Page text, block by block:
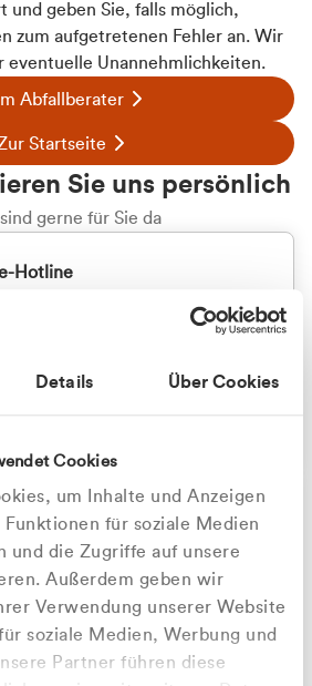
Details Über Cookies
Cookies
um Inhalte und Anzeigen
für soziale Medien
und die Zugriffe auf unsere
Außerdem geben wir
Verwendung unserer Website
soziale Medien, Werbung und
Partner führen diese
und geben Sie, falls möglich,
zum aufgetretenen Fehler an. Wir
eventuelle Unannehmlichkeiten.
Abfallberater
Startseite
Sie uns persönlich
gerne für Sie da
Hotline
Balanesan